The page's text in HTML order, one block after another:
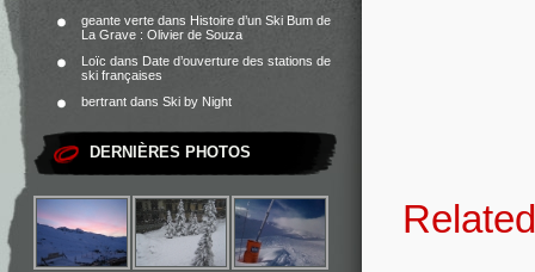
geante verte dans Histoire d’un Ski Bum de
La Grave : Olivier de Souza
Loïc dans Date d’ouverture des stations de
ski françaises
bertrant dans Ski by Night
DERNIÈRES PHOTOS